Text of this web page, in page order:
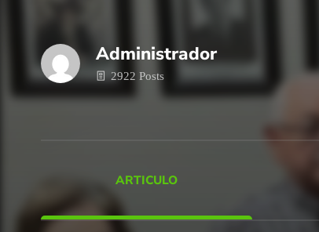
Administrador
2922 Posts
ARTICULO